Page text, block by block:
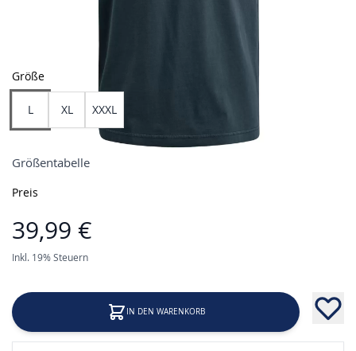
Größe
L XL XXXL
Größentabelle
Preis
39,99 €
Inkl. 19% Steuern
IN DEN WARENKORB